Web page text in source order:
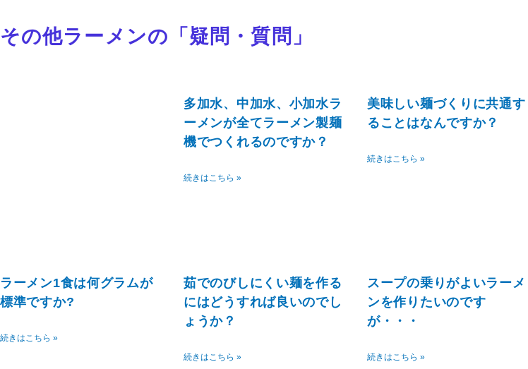
その他ラーメンの 「疑問・質問」
多加水、中加水、小加水ラ
ーメンが全てラーメン製麺
機でつくれるのですか？
続きはこちら »
美味しい麺づくりに共通す
ることはなんですか？
続きはこちら »
ラーメン1食は何グラムが
標準ですか?
続きはこちら »
茹でのびしにくい麺を作る
にはどうすれば良いのでし
ょうか？
続きはこちら »
スープの乗りがよいラーメ
ンを作りたいのです
が・・・
続きはこちら »